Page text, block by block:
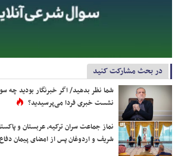
در بحث مشارکت کنید
شما نظر بدهید/ اگر خبرنگار بودید چه
نشست خبری فردا می‌پرسیدید؟
نماز جماعت سران ترکیه، عربستان و
شریف و اردوغان پس از امضای پیمان